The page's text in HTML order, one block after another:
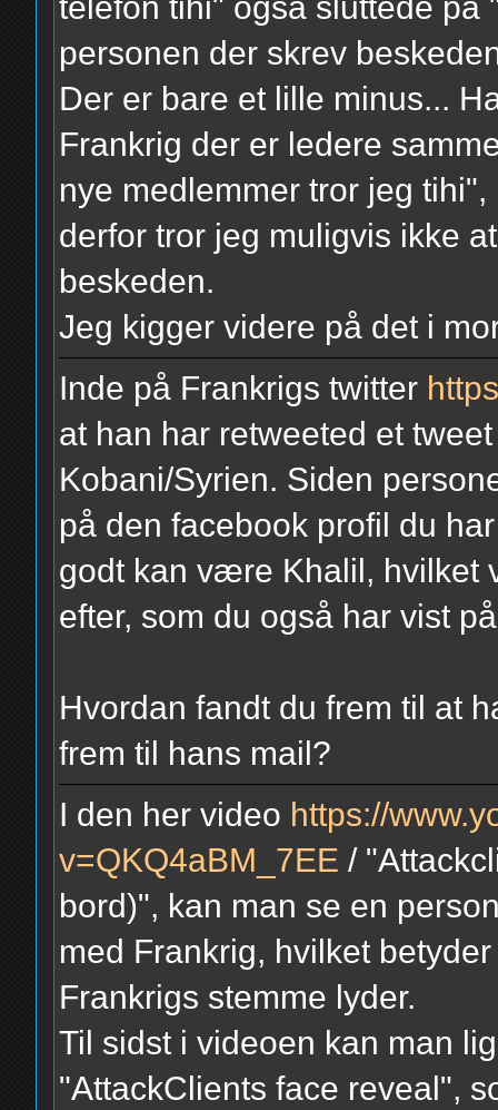
personen der skrev
Der er bare et lille minus...
Frankrig der er ledere
nye medlemmer tror jeg
derfor tror jeg muligvis ikke
beskeden.
Jeg kigger videre på det i
Inde på Frankrigs twitter
at han har retweeted et
Kobani/Syrien. Siden
på den facebook profil du
godt kan være Khalil, hvilket
efter, som du også har vist
Hvordan fandt du frem til at
frem til hans mail?
I den her video https://
v=QKQ4aBM_7EE /
bord)", kan man se en
med Frankrig, hvilket
Frankrigs stemme lyder.
Til sidst i videoen kan man
"AttackClients face reveal",